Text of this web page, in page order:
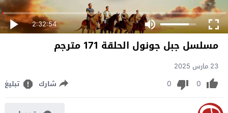
2:32:54
مسلسل جبل جونول الحلقة 171 مترجم
23 مارس 2025
0
0 شارك تبليغ